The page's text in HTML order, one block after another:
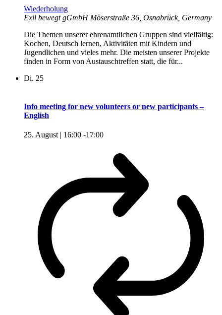
Wiederholung
Exil bewegt gGmbH Möserstraße 36, Osnabrück, Germany
Die Themen unserer ehrenamtlichen Gruppen sind vielfältig:
Kochen, Deutsch lernen, Aktivitäten mit Kindern und
Jugendlichen und vieles mehr. Die meisten unserer Projekte
finden in Form von Austauschtreffen statt, die für...
Di. 25
Info meeting for new volunteers or new participants –
English
25. August | 16:00 -17:00